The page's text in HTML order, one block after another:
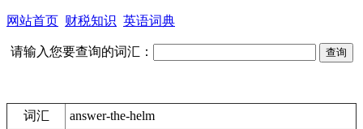
网站首页 财税知识 英语词典
请输入您要查询的词汇：
词汇
answer-the-helm